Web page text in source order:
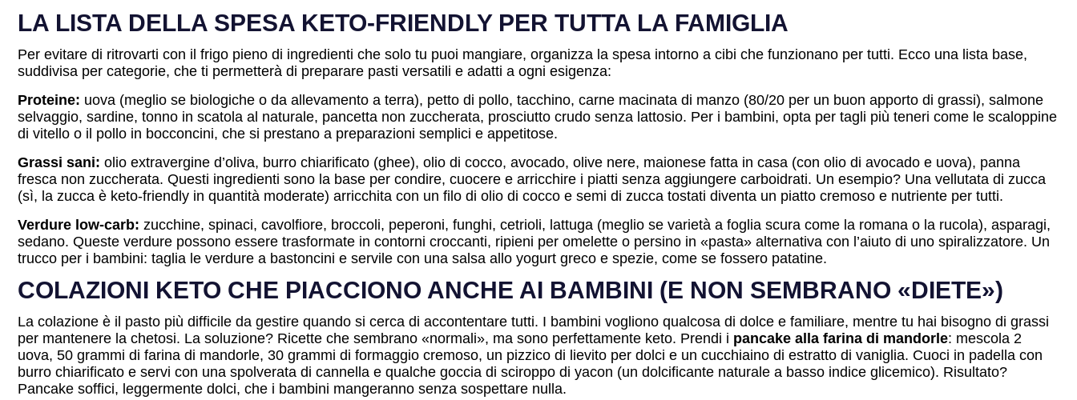
LA LISTA DELLA SPESA KETO-FRIENDLY PER TUTTA LA FAMIGLIA
Per evitare di ritrovarti con il frigo pieno di ingredienti che solo tu puoi mangiare, organizza la spesa intorno a cibi che funzionano per tutti. Ecco una lista base,
suddivisa per categorie, che ti permetterà di preparare pasti versatili e adatti a ogni esigenza:
Proteine: uova (meglio se biologiche o da allevamento a terra), petto di pollo, tacchino, carne macinata di manzo (80/20 per un buon apporto di grassi), salmone
selvaggio, sardine, tonno in scatola al naturale, pancetta non zuccherata, prosciutto crudo senza lattosio. Per i bambini, opta per tagli più teneri come le scaloppine
di vitello o il pollo in bocconcini, che si prestano a preparazioni semplici e appetitose.
Grassi sani: olio extravergine d’oliva, burro chiarificato (ghee), olio di cocco, avocado, olive nere, maionese fatta in casa (con olio di avocado e uova), panna
fresca non zuccherata. Questi ingredienti sono la base per condire, cuocere e arricchire i piatti senza aggiungere carboidrati. Un esempio? Una vellutata di zucca
(sì, la zucca è keto-friendly in quantità moderate) arricchita con un filo di olio di cocco e semi di zucca tostati diventa un piatto cremoso e nutriente per tutti.
Verdure low-carb: zucchine, spinaci, cavolfiore, broccoli, peperoni, funghi, cetrioli, lattuga (meglio se varietà a foglia scura come la romana o la rucola), asparagi,
sedano. Queste verdure possono essere trasformate in contorni croccanti, ripieni per omelette o persino in «pasta» alternativa con l’aiuto di uno spiralizzatore. Un
trucco per i bambini: taglia le verdure a bastoncini e servile con una salsa allo yogurt greco e spezie, come se fossero patatine.
COLAZIONI KETO CHE PIACCIONO ANCHE AI BAMBINI (E NON SEMBRANO «DIETE»)
La colazione è il pasto più difficile da gestire quando si cerca di accontentare tutti. I bambini vogliono qualcosa di dolce e familiare, mentre tu hai bisogno di grassi
per mantenere la chetosi. La soluzione? Ricette che sembrano «normali», ma sono perfettamente keto. Prendi i pancake alla farina di mandorle: mescola 2
uova, 50 grammi di farina di mandorle, 30 grammi di formaggio cremoso, un pizzico di lievito per dolci e un cucchiaino di estratto di vaniglia. Cuoci in padella con
burro chiarificato e servi con una spolverata di cannella e qualche goccia di sciroppo di yacon (un dolcificante naturale a basso indice glicemico). Risultato?
Pancake soffici, leggermente dolci, che i bambini mangeranno senza sospettare nulla.